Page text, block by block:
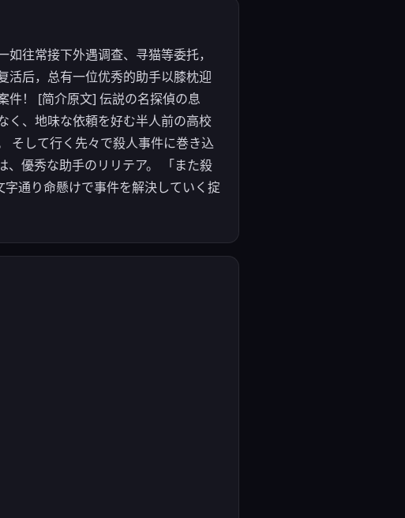
往常接下外遇调查、寻猫等委托，
活后，总有一位优秀的助手以膝枕迎
件！ [简介原文] 伝説の名探偵の息
く、地味な依頼を好む半人前の高校
そして行く先々で殺人事件に巻き込
、優秀な助手のリリテア。 「また殺
通り命懸けで事件を解決していく掟